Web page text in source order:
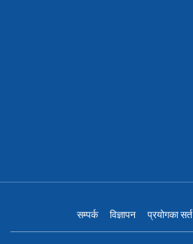
सम्पर्क विज्ञापन प्रयोगका सर्त